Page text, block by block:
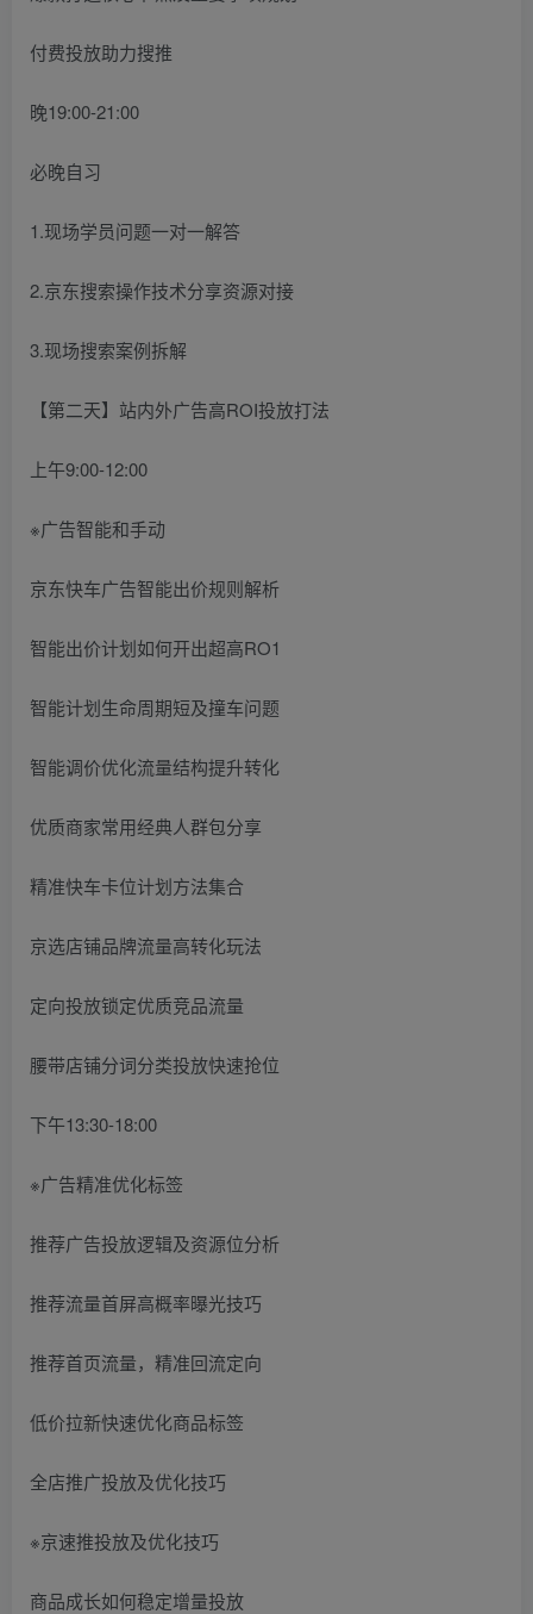
付费投放助力搜推
晚19:00-21:00
必晚自习
1.现场学员问题一对一解答
2.京东搜索操作技术分享资源对接
3.现场搜索案例拆解
【第二天】站内外广告高ROI投放打法
上午9:00-12:00
※广告智能和手动
京东快车广告智能出价规则解析
智能出价计划如何开出超高RO1
智能计划生命周期短及撞车问题
智能调价优化流量结构提升转化
优质商家常用经典人群包分享
精准快车卡位计划方法集合
京选店铺品牌流量高转化玩法
定向投放锁定优质竞品流量
腰带店铺分词分类投放快速抢位
下午13:30-18:00
※广告精准优化标签
推荐广告投放逻辑及资源位分析
推荐流量首屏高概率曝光技巧
推荐首页流量，精准回流定向
低价拉新快速优化商品标签
全店推广投放及优化技巧
※京速推投放及优化技巧
商品成长如何稳定增量投放